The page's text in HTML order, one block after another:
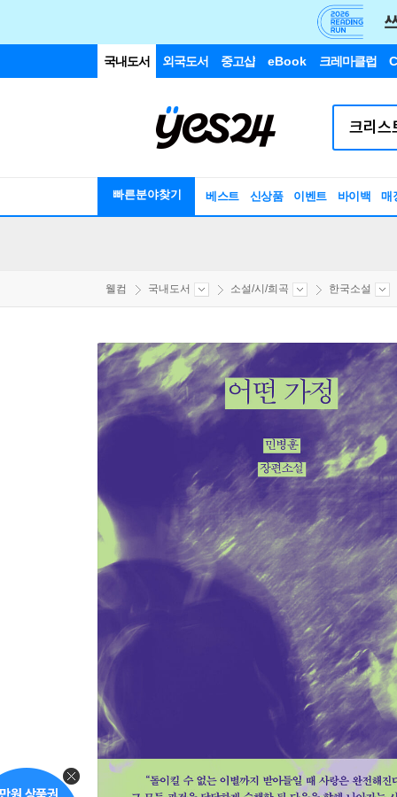
국내도서 외국도서 중고샵 eBook 크레마클럽
빠른분야찾기 베스트 신상품 이벤트 바이백 매
웰컴 국내도서 소설/시/희곡 한국소설